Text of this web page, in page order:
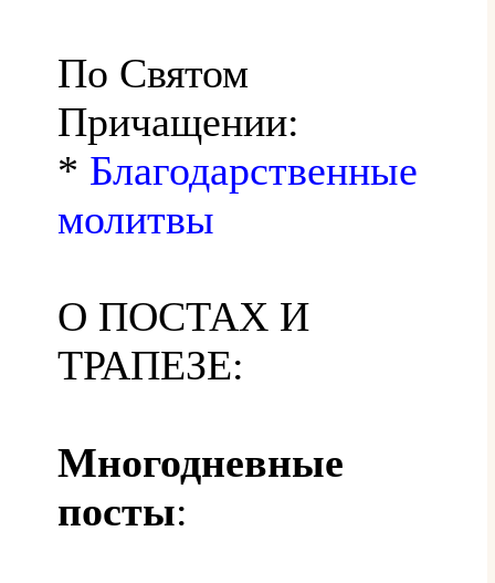
По Святом
Причащении:
* Благодарственные
молитвы
О ПОСТАХ И
ТРАПЕЗЕ:
Многодневные
посты: